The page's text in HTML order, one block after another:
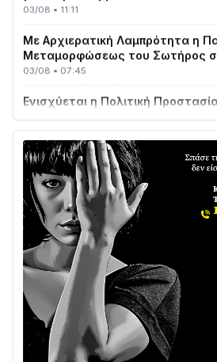
Μεταμορφώσεως του Σωτήρος
03/08 • 07:45
με δύο νέα υδροφόρα οχήματα
Διαβάστε την «Ναυπακτία» που
31/07 • 08:16
Δωρίδα για Όλους: «Καμία
στην ΕΥΔΑΠ»
28/07 • 21:46
Διαβάστε την «Ναυπακτία» που
24/07 • 11:31
ΕΚΤΑΚΤΟ – ΝΑΥΠΑΚΤΙΑ:
ΠΥΡΟΣΒΕΣΤΙΚΗ ΓΙΑ ΦΩΤΙΑ ΣΤΟΝ
ΓΡΑΝΙΤΣΑ
24/07 • 11:03